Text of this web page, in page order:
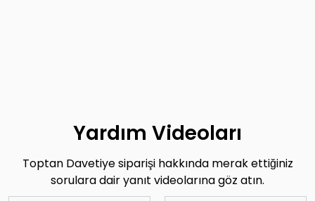
Yardım Videoları
Toptan Davetiye siparişi hakkında merak ettiğiniz
sorulara dair yanıt videolarına göz atın.